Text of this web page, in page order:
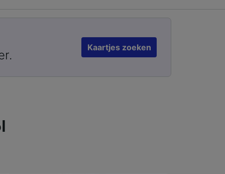
Kaartjes zoeken